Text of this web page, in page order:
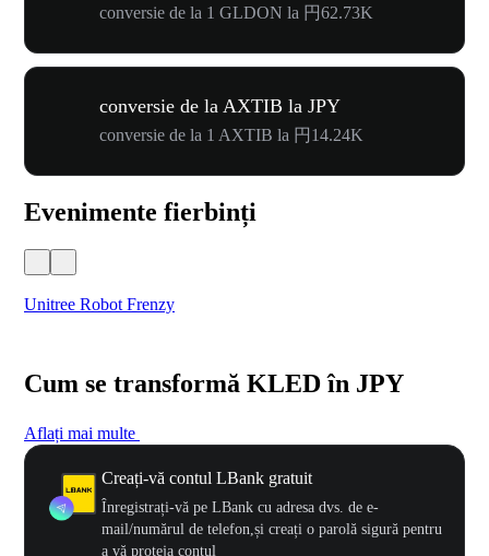
conversie de la 1 GLDON la 円62.73K
conversie de la AXTIB la JPY
conversie de la 1 AXTIB la 円14.24K
Evenimente fierbinți
Unitree Robot Frenzy
Cum se transformă KLED în JPY
Aflați mai multe
Creați-vă contul LBank gratuit
Înregistrați-vă pe LBank cu adresa dvs. de e-
mail/numărul de telefon,și creați o parolă sigură pentru
a vă proteja contul